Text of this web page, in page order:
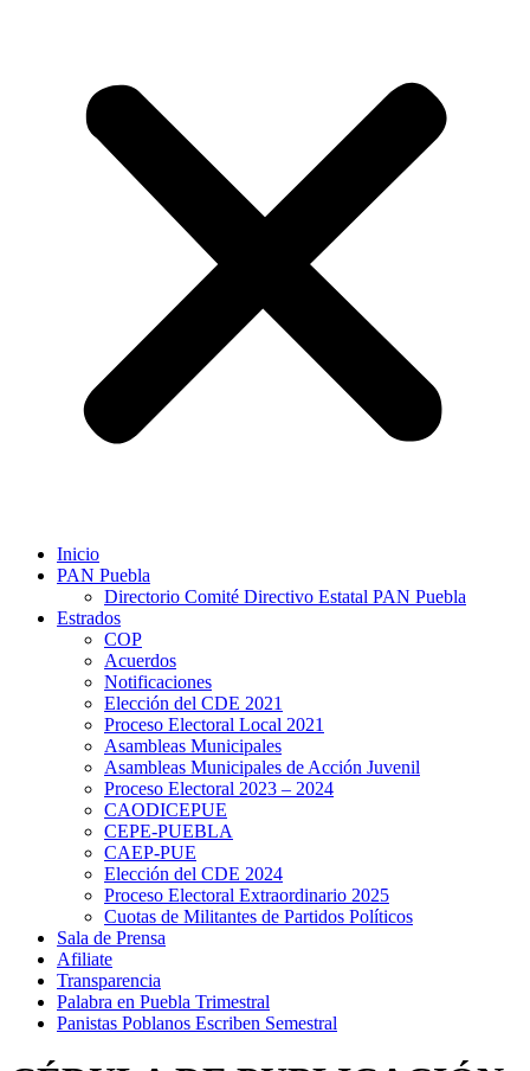
Inicio
PAN Puebla
Directorio Comité Directivo Estatal PAN Puebla
Estrados
COP
Acuerdos
Notificaciones
Elección del CDE 2021
Proceso Electoral Local 2021
Asambleas Municipales
Asambleas Municipales de Acción Juvenil
Proceso Electoral 2023 – 2024
CAODICEPUE
CEPE-PUEBLA
CAEP-PUE
Elección del CDE 2024
Proceso Electoral Extraordinario 2025
Cuotas de Militantes de Partidos Políticos
Sala de Prensa
Afiliate
Transparencia
Palabra en Puebla Trimestral
Panistas Poblanos Escriben Semestral